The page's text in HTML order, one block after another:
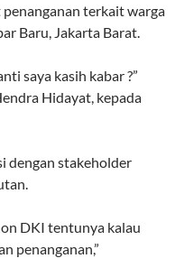
terkait warga
Baru, Jakarta Barat.
saya kasih kabar ?”
Hidayat, kepada
dengan stakeholder
DKI tentunya kalau
penanganan,”